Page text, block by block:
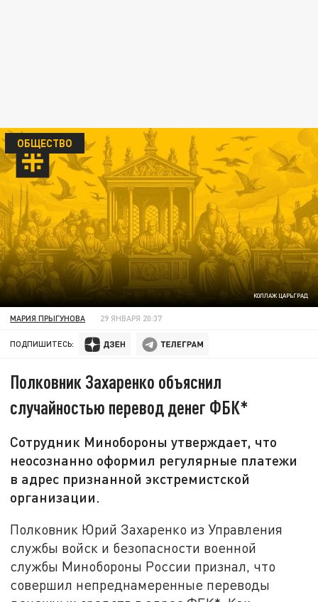
КОЛЛАЖ ЦАРЬГРАД
ОБЩЕСТВО
МАРИЯ ПРЫГУНОВА 29 ЯНВАРЯ 20:37
ПОДПИШИТЕСЬ:
Полковник Захаренко объяснил
случайностью перевод денег ФБК*
Сотрудник Минобороны утверждает, что
неосознанно оформил регулярные платежи
в адрес признанной экстремистской
организации.
Полковник Юрий Захаренко из Управления
службы войск и безопасности военной
службы Минобороны России признал, что
совершил непреднамеренные переводы